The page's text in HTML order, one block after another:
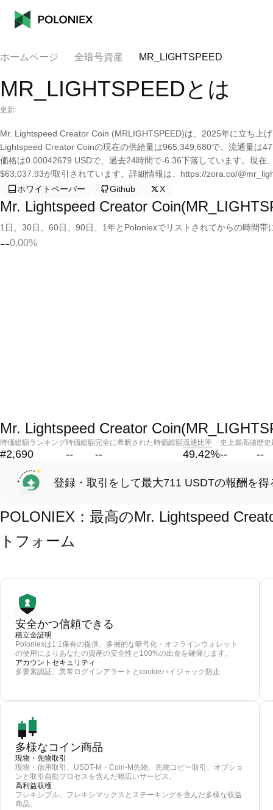
ホームページ 全暗号資産 MR_LIGHTSPEED
MR_LIGHTSPEEDとは
更新:
Mr. Lightspeed Creator Coin (MRLIGHTSPEED)は、2025年に立ち上
Lightspeed Creator Coinの現在の供給量は965,349,680で、流通量は
価格は0.00042679 USDで、過去24時間で-6.36下落しています。現
$63,037.93が取引されています。詳細情報は、https://zora.co/
ホワイトペーパー
Github X
Mr. Lightspeed Creator
1日、30日、60日、90日、1年とPoloniexでリストされてからの時間
--0.00%
Mr. Lightspeed Creator
時価総額ランキング
#2,690
時価総額
--
完全に希釈された時価総額
--
流通比率
49.42%
史上最高値
--
歴史
--
登録・取引をして最大711 USDTの報酬を得
POLONIEX：最高のMr. Lightspeed
トフォーム
安全かつ信頼できる
積立金証明
Poloniexは1:1保有の提供、多層的な暗号化・オフラインウォレット
の使用によりあなたの資産の安全性と100%の出金を確保します。
アカウントセキュリティ
多要素認証、異常ログインアラートとcookieハイジャック防止
多様なコイン商品
現物・先物取引
現物・信用取引、USDT-M・Coin-M先物、先物コピー取引、オプショ
ンと取引自動プロセスを含んだ幅広いサービス。
高利益収穫
フレキシブル、フレキシマックスとステーキングを含んだ多様な収益
商品。